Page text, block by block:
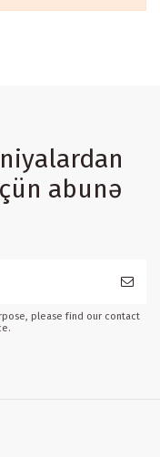
abunə
please find our contact